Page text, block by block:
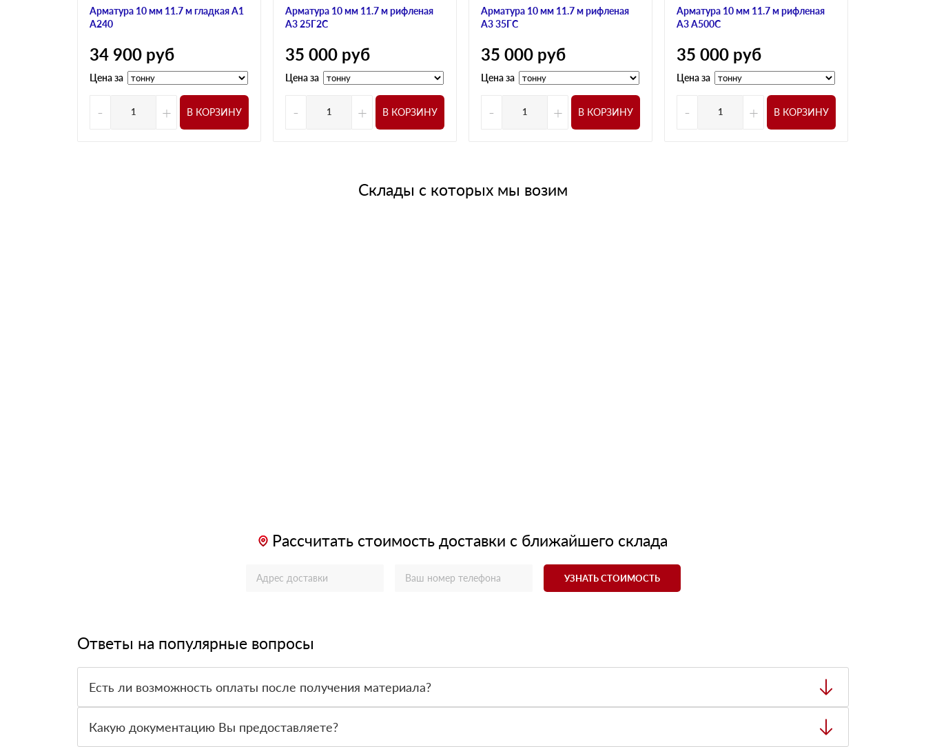
Арматура 10 мм 11.7 м гладкая А1
А240
34 900 руб
Цена за
- + В КОРЗИНУ
Арматура 10 мм 11.7 м рифленая
А3 25Г2С
35 000 руб
Цена за
- + В КОРЗИНУ
Арматура 10 мм 11.7 м рифленая
А3 35ГС
35 000 руб
Цена за
- + В КОРЗИНУ
Арматура 10 мм 11.7 м рифленая
А3 А500С
35 000 руб
Цена за
- + В КОРЗИНУ
Склады с которых мы возим
Рассчитать стоимость доставки с ближайшего склада
УЗНАТЬ СТОИМОСТЬ
Ответы на популярные вопросы
Есть ли возможность оплаты после получения материала?
вправе от него отказаться.
Какую документацию Вы предоставляете?